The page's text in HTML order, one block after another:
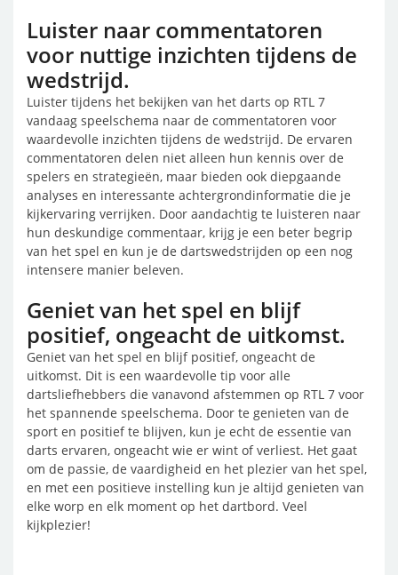
Luister naar commentatoren
voor nuttige inzichten tijdens de
wedstrijd.
Luister tijdens het bekijken van het darts op RTL 7
vandaag speelschema naar de commentatoren voor
waardevolle inzichten tijdens de wedstrijd. De ervaren
commentatoren delen niet alleen hun kennis over de
spelers en strategieën, maar bieden ook diepgaande
analyses en interessante achtergrondinformatie die je
kijkervaring verrijken. Door aandachtig te luisteren naar
hun deskundige commentaar, krijg je een beter begrip
van het spel en kun je de dartswedstrijden op een nog
intensere manier beleven.
Geniet van het spel en blijf
positief, ongeacht de uitkomst.
Geniet van het spel en blijf positief, ongeacht de
uitkomst. Dit is een waardevolle tip voor alle
dartsliefhebbers die vanavond afstemmen op RTL 7 voor
het spannende speelschema. Door te genieten van de
sport en positief te blijven, kun je echt de essentie van
darts ervaren, ongeacht wie er wint of verliest. Het gaat
om de passie, de vaardigheid en het plezier van het spel,
en met een positieve instelling kun je altijd genieten van
elke worp en elk moment op het dartbord. Veel
kijkplezier!